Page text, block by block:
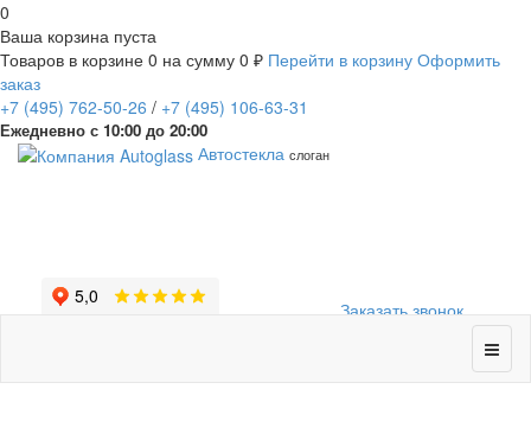
0
Ваша корзина пуста
Товаров в корзине 0 на сумму 0 ₽ Перейти в корзину Оформить
заказ
+7 (495) 762-50-26 / +7 (495) 106-63-31
Ежедневно с 10:00 до 20:00
Заказать звонок
Автостекла слоган